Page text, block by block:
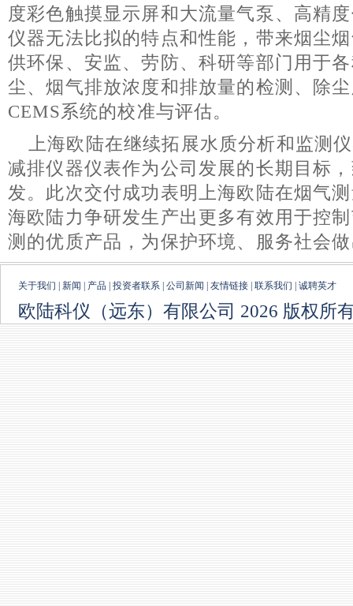
度彩色触摸显示屏和大流量气泵、高精
仪器无法比拟的特点和性能，带来烟尘
供环保、安监、劳防、科研等部门用于
尘、烟气排放浓度和排放量的检测、除
CEMS系统的校准与评估。
上海欧陆在继续拓展水质分析和监测
减排仪器仪表作为公司发展的长期目标
发。此次交付成功表明上海欧陆在烟气
海欧陆力争研发生产出更多有效用于控
测的优质产品，为保护环境、服务社会
关于我们 新闻 产品 投资者联系 公司新闻 友情链接 联系我们 诚聘英才
欧陆科仪（远东）有限公司 2026 版权所